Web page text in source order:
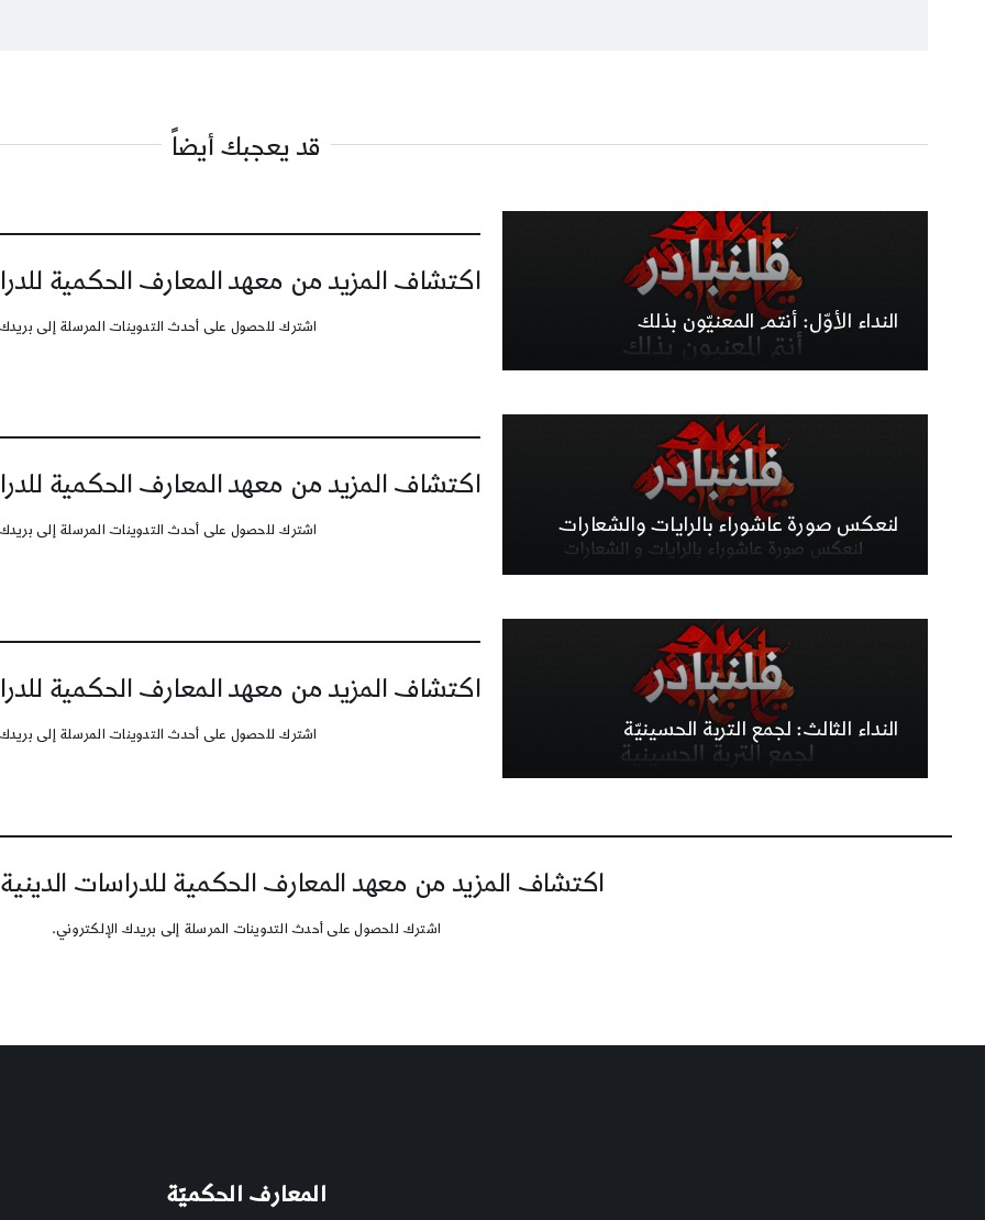
قد يعجبك أيضاً
النداء الأوّل: أنتم المعنيّون بذلك
اكتشاف المزيد من معهد المعارف الحكمية
اشترك للحصول على أحدث التدوينات المرسلة إلى
لنعكس صورة عاشوراء بالرايات والشعارات
اكتشاف المزيد من معهد المعارف الحكمية
اشترك للحصول على أحدث التدوينات المرسلة إلى
النداء الثالث: لجمع التربة الحسينيّة
اكتشاف المزيد من معهد المعارف الحكمية
اشترك للحصول على أحدث التدوينات المرسلة إلى
اكتشاف المزيد من معهد المعارف الحكمية للدراسات
اشترك للحصول على أحدث التدوينات المرسلة إلى بريدك الإلكتروني.
المعارف الحكميّة